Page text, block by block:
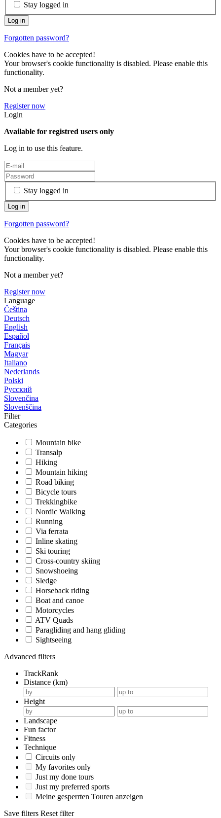
Stay logged in
Forgotten password?
Cookies have to be accepted!
Your browser's cookie functionality is disabled. Please enable this
functionality.
Not a member yet?
Register now
Login
Available for registred users only
Log in to use this feature.
Stay logged in
Forgotten password?
Cookies have to be accepted!
Your browser's cookie functionality is disabled. Please enable this
functionality.
Not a member yet?
Register now
Language
Čeština
Deutsch
English
Español
Français
Magyar
Italiano
Nederlands
Polski
Русский
Slovenčina
Slovenščina
Filter
Categories
Mountain bike
Transalp
Hiking
Mountain hiking
Road biking
Bicycle tours
Trekkingbike
Nordic Walking
Running
Via ferrata
Inline skating
Ski touring
Cross-country skiing
Snowshoeing
Sledge
Horseback riding
Boat and canoe
Motorcycles
ATV Quads
Paragliding and hang gliding
Sightseeing
Advanced filters
TrackRank
Distance (km)
Height
Landscape
Fun factor
Fitness
Technique
Circuits only
My favorites only
Just my done tours
Just my preferred sports
Meine gesperrten Touren anzeigen
Save filters Reset filter